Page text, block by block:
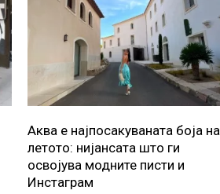
Аква е најпосакуваната боја на
летото: нијансата што ги
освојува модните писти и
Инстаграм